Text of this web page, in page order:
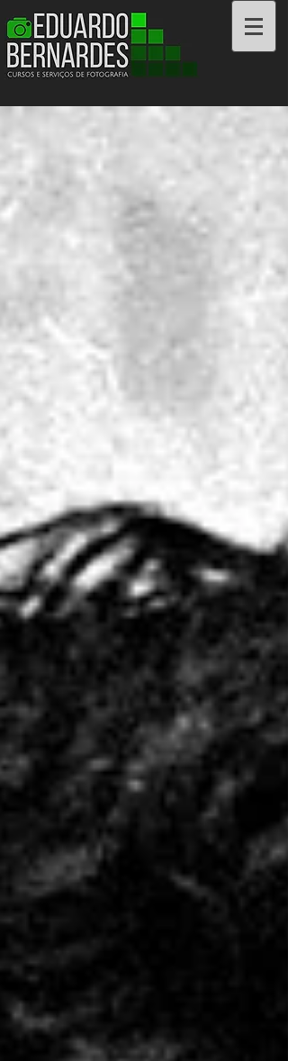
Cursos e Serviços